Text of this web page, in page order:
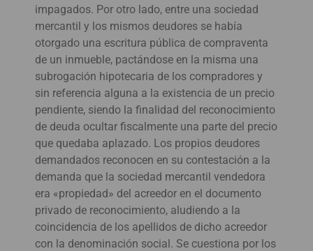
impagados. Por otro lado, entre una sociedad
mercantil y los mismos deudores se había
otorgado una escritura pública de compraventa
de un inmueble, pactándose en la misma una
subrogación hipotecaria de los compradores y
sin referencia alguna a la existencia de un precio
pendiente, siendo la finalidad del reconocimiento
de deuda ocultar fiscalmente una parte del precio
que quedaba aplazado. Los propios deudores
demandados reconocen en su contestación a la
demanda que la sociedad mercantil vendedora
era «propiedad» del acreedor en el documento
privado de reconocimiento, aludiendo a la
coincidencia de los apellidos de dicho acreedor
con la denominación social. Se cuestiona por los